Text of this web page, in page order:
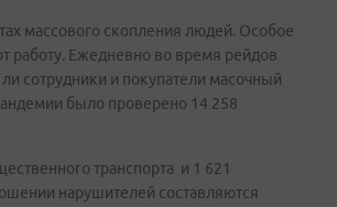
массового скопления людей. Особое
работу. Ежедневно во время рейдов
сотрудники и покупатели масочный
было проверено 14 258
транспорта и 1 621
нарушителей составляются